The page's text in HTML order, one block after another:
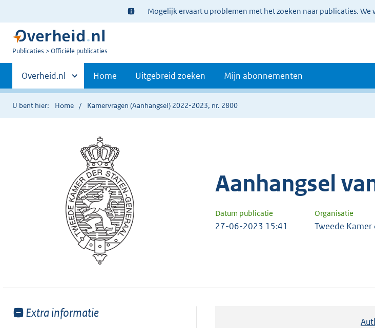
Ter
informatie:
Mogelijk ervaart u problemen met het zoeken naar publicaties. We
U
Publicaties Officiële publicaties
Primaire
navigatie
Andere
sites
binnen
Overheid.nl Home Uitgebreid zoeken Mijn abonnementen
U bent hier: Home Kamervragen (Aanhangsel) 2022-2023, nr. 2800
Aanhangsel
Datum publicatie Organisatie
27-06-2023 15:41 Tweede
Toon
Extra informatie